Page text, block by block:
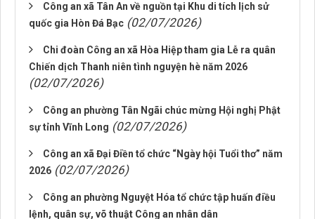
Công an xã Tân An về nguồn tại Khu di tích lịch sử
quốc gia Hòn Đá Bạc (02/07/2026)
Chi đoàn Công an xã Hòa Hiệp tham gia Lễ ra quân
Chiến dịch Thanh niên tình nguyện hè năm 2026
(02/07/2026)
Công an phường Tân Ngãi chúc mừng Hội nghị Phật
sự tỉnh Vĩnh Long (02/07/2026)
Công an xã Đại Điền tổ chức “Ngày hội Tuổi thơ” năm
2026 (02/07/2026)
Công an phường Nguyệt Hóa tổ chức tập huấn điều
lệnh, quân sự, võ thuật Công an nhân dân